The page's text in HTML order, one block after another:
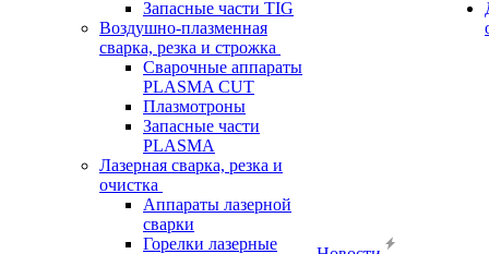
Запасные части TIG
Воздушно-плазменная
сварка, резка и строжка
Сварочные аппараты
PLASMA CUT
Плазмотроны
Запасные части
PLASMA
Лазерная сварка, резка и
очистка
Аппараты лазерной
сварки
Горелки лазерные